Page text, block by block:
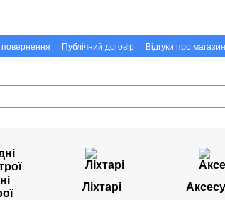
Публічний договір Відгуки про магазин
Ліхтарі